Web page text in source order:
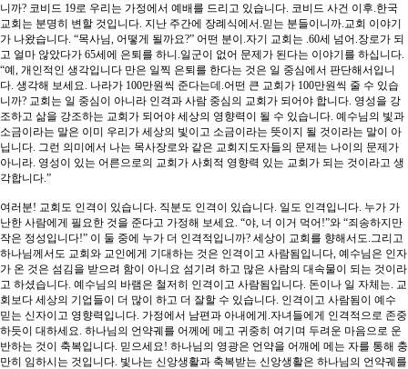
니까? 코비드 19로 우리는 가정에서 예배를 드리고 있습니다. 코비드 사건 이후.한국
교회는 분명히 변할 것입니다. 지난 주간에 장례식에서.믿는 분들이니까.교회 이야기
가 나왔습니다. “목사님, 어떻게 될까요?” 어떤 분이.자기 교회는 .60세 넘어.장로가 되
고 얼마 않았다가 65세에 은퇴를 하니.일군이 없어 문제가 된다는 이야기를 하십니다.
“예, 개인적인 생각입니다 만은 일찍 은퇴를 한다는 것은 일 중심에서 판단해서입니
다. 생각해 보세요. 나라가 100만원씩 준다는데.어떤 큰 교회가 100만원씩 줄 수 있습
니까? 교회는 일 중심이 아니라 인격과 사람 중심의 교회가 되어야 합니다. 영성을 강
조하고 삶을 강조하는 교회가 되어야 세상의 영향력이 될 수 있습니다. 예수님의 빛과
소금이라는 말은 이미 우리가 세상의 빛이고 소금이라는 뜻이지 될 것이라는 말이 아
닙니다. 그런 의미에서 나는 목사장로와 같은 교회지도자들의 문제는 나이의 문제가
아니라. 영성이 있는 어른으로의 교회가 사회적 영향력 있는 교회가 되는 것이라고 생
각합니다.”
여러분! 교회도 인격이 있습니다. 직분도 인격이 있습니다. 일도 인격입니다. 누가 가
난한 사람에게 필요한 것을 준다고 가정해 보세요. “야, 너 이거 먹어!”와 “죄송하지만
작은 정성입니다!” 이 둘 중에 누가 더 인격적입니까? 세상이 교회를 향해서도.그리고
하나님께서도 교회와 교인에게 기대하는 것은 인격이고 사람됨입니다, 예수님은 인자
가 온 것은 섬김을 받으려 함이 아니요 섬기려 하고 많은 사람의 대속물이 되는 것이라
고 하셨습니다. 예수님의 바램은 철저히 인격이고 사람됨입니다. 돈이나 일 자체는. 교
회보다 세상의 기업들이 더 많이 하고 더 잘할 수 있습니다. 인격이고 사람됨이 예수
믿는 신자이고 영향력입니다. 가정에서 남편과 아내에게.자녀들에게 인격적으로 존중
하듯이 대하세요. 하나님의 언약궤를 어께에 메고 귀중히 여기며 두려운 마음으로 운
반하는 것이 축복입니다. 믿으세요! 하나님의 영광은 언약을 어깨에 메는 자를 통해 충
만히 임하시는 것입니다. 빛나는 신앙생활과 축복받는 신앙생활은 하나님의 언약궤를